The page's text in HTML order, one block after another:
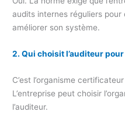
audits internes réguliers
améliorer son système.
2. Qui choisit l’auditeur
C’est l’organisme
L’entreprise peut choisir
l’auditeur.